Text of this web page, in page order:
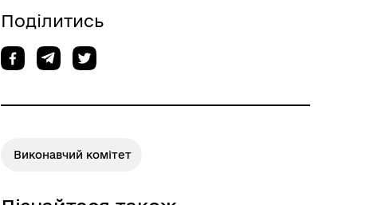
Поділитись
Виконавчий комітет